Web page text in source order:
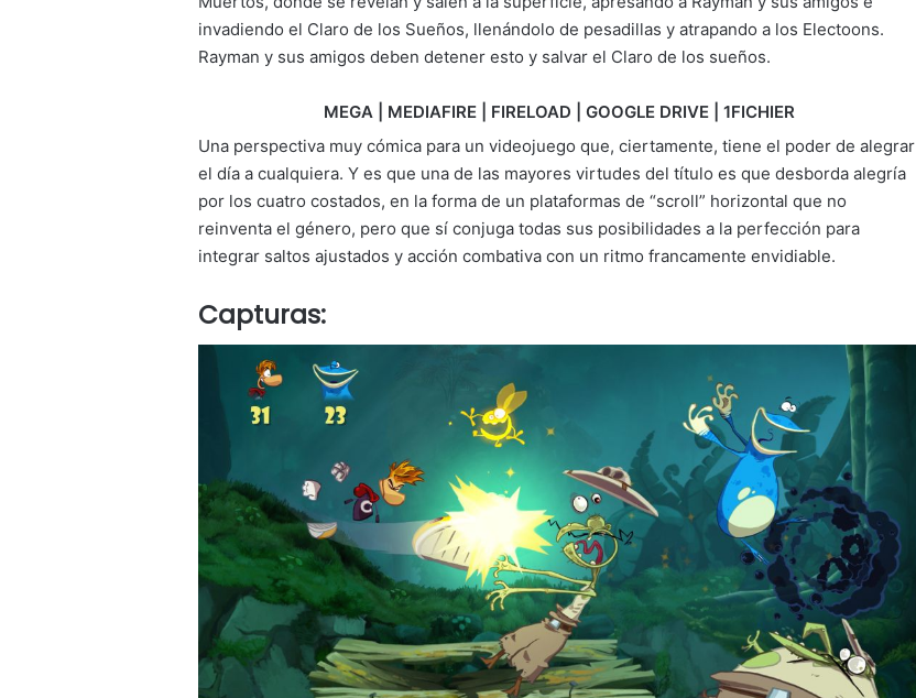
invadiendo el Claro de los Sueños, llenándolo de pesadillas y atrapando a los Electoons.
Rayman y sus amigos deben detener esto y salvar el Claro de los sueños.
MEGA | MEDIAFIRE | FIRELOAD | GOOGLE DRIVE | 1FICHIER
Una perspectiva muy cómica para un videojuego que, ciertamente, tiene el poder de alegrar
el día a cualquiera. Y es que una de las mayores virtudes del título es que desborda alegría
por los cuatro costados, en la forma de un plataformas de “scroll” horizontal que no
reinventa el género, pero que sí conjuga todas sus posibilidades a la perfección para
integrar saltos ajustados y acción combativa con un ritmo francamente envidiable.
Capturas: